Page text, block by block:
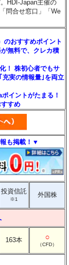
HDI-Japan主催の
問合せ窓口」「We
おすすめポイント
無料で、クレカ積
！ 株初心者でもサ
充実の情報量｣を両立
イントがたまる！
すめ
も掲載！▼
投資信託
※1
外国株
163本 ○
（CFD）